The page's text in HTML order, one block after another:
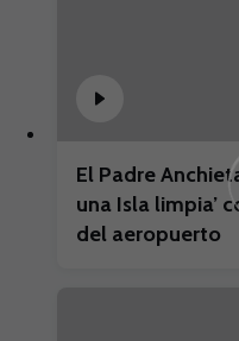
El Padre
una Isla limpia’
del aeropuerto